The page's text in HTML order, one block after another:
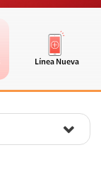
Línea Nueva